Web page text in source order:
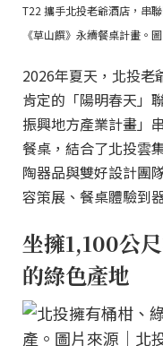
T22 攜手北投老爺酒店，串
《草山饌》永續餐桌計畫。
2026年夏天，北投老
肯定的「陽明春天」
振興地方產業計畫」
餐桌，結合了北投雲
陶器品與雙好設計團
容策展、餐桌體驗到
坐擁1,100公
的綠色產地